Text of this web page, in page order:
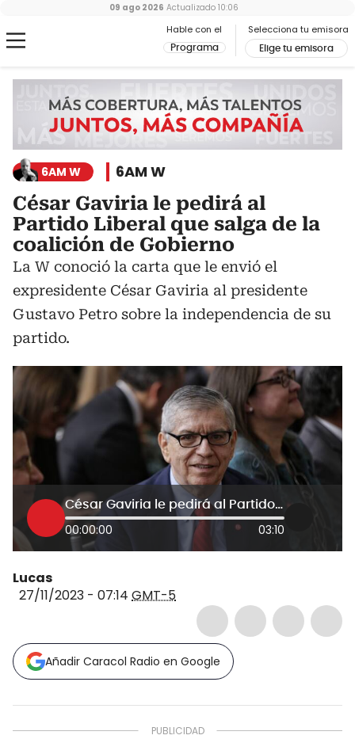
Hable con el
Programa
Selecciona tu emisora
Elige tu emisora
09 ago 2026 Actualizado 10:06
6AM W 6AM W
César Gaviria le pedirá al
Partido Liberal que salga de la
coalición de Gobierno
La W conoció la carta que le envió el
expresidente César Gaviria al presidente
Gustavo Petro sobre la independencia de su
partido.
César Gaviria le pedirá al Partido Liberal que salga de la coalición de Gobierno
00:00:00 03:10
Lucas
27/11/2023 - 07:14 GMT-5
Añadir Caracol Radio en Google